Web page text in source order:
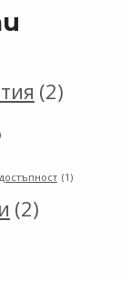
(2)
(1)
(2)